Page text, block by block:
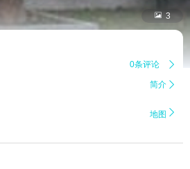
 3
0条评论 
简介 
地图 